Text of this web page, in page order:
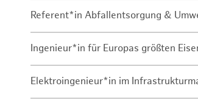
Referent*in Abfallentsorgung &
Ingenieur*in für Europas größten
Elektroingenieur*in im